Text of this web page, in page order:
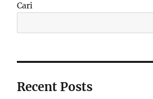
Indonesia
Orang
Cari
Recent Posts